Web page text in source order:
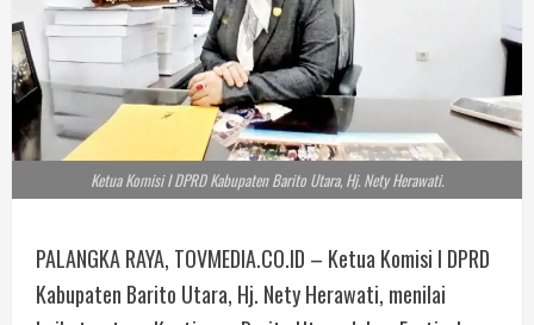
Ketua Komisi I DPRD Kabupaten Barito Utara, Hj. Nety Herawati.
PALANGKA RAYA, TOVMEDIA.CO.ID – Ketua Komisi I DPRD
Kabupaten Barito Utara, Hj. Nety Herawati, menilai